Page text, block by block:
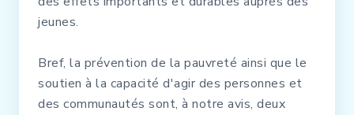
jeunes.
Bref, la prévention de la pauvreté ainsi que le
soutien à la capacité d'agir des personnes et
des communautés sont, à notre avis, deux